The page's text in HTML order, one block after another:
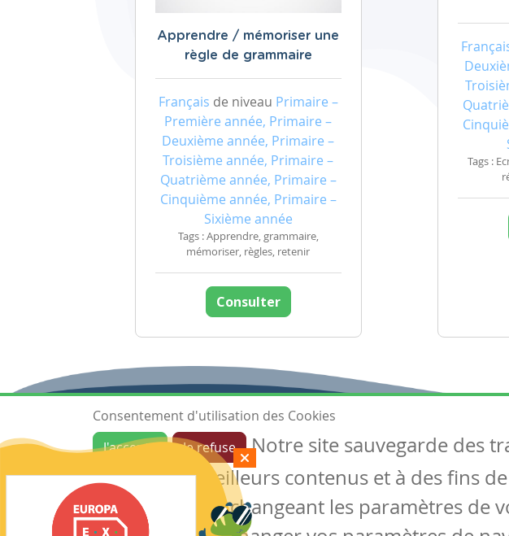
Apprendre / mémoriser une
règle de grammaire
Français de niveau Primaire –
Première année, Primaire –
Deuxième année, Primaire –
Troisième année, Primaire –
Quatrième année, Primaire –
Cinquième année, Primaire –
Sixième année
Tags : Apprendre, grammaire,
mémoriser, règles, retenir
Consulter
Tags :
Ressources
Les ressources
Créer une ressource
Mes ressources
Articles
Tous les articles
Articles DYS
Consentement d'utilisation des Cookies
J'accepte
Je refuse
Notre site sauvegarde des
garantir de meilleurs contenus et à des fins
des cookies en changeant les paramètres